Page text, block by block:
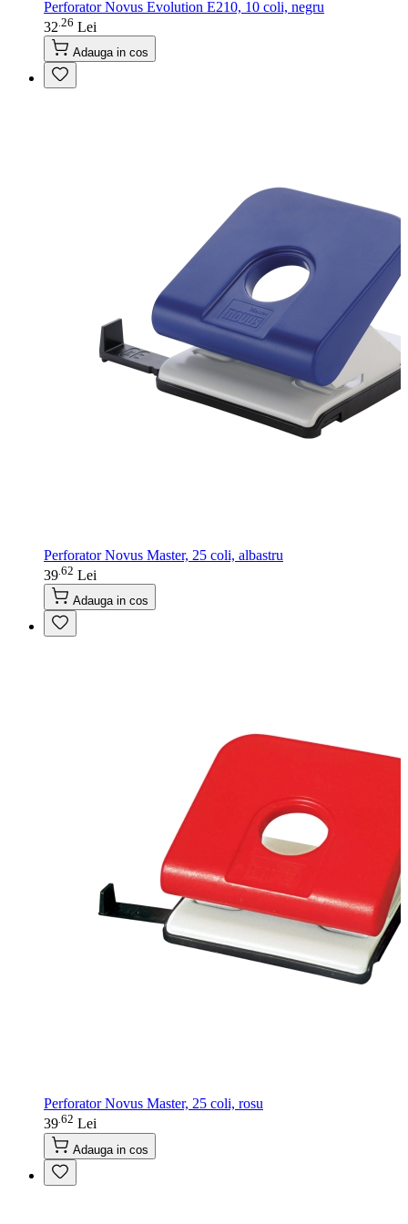
Perforator Novus Evolution E210, 10 coli, negru
32 26 Lei
Adauga in cos
Perforator Novus Master, 25 coli, albastru
39 62 Lei
Adauga in cos
Perforator Novus Master, 25 coli, rosu
39 62 Lei
Adauga in cos